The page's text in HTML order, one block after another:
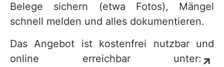
Belege sichern (etwa Fotos), Mängel
schnell melden und alles dokumentieren.
Das Angebot ist kostenfrei nutzbar und
online erreichbar unter: